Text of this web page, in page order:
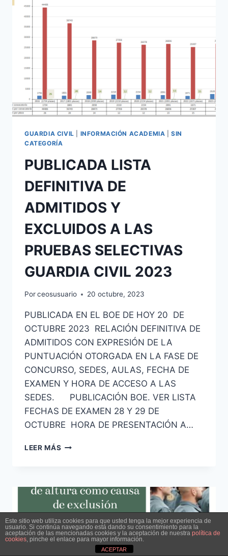
LISTA
DEFINITIVA
EXAMEN
CONVOCATORIAS
GUARDIA CIVIL INFORMACIÓN ACADEMIA |SIN
CATEGORÍA
PUBLICADA LISTA
DEFINITIVA DE
ADMITIDOS Y
EXCLUIDOS A LAS
PRUEBAS SELECTIVAS
GUARDIA CIVIL 2023
Porceosusuario 20 octubre, 2023
PUBLICADA EN EL BOE DE HOY 20 DE
OCTUBRE 2023 RELACIÓN DEFINITIVA DE
ADMITIDOS CON EXPRESIÓN DE LA
PUNTUACIÓN OTORGADA EN LA FASE DE
CONCURSO, SEDES, AULAS, FECHA DE
EXAMEN Y HORA DE ACCESO A LAS
SEDES. PUBLICACIÓN BOE. VER LISTA
FECHAS DE EXAMEN 28 Y 29 DE
OCTUBRE HORA DE PRESENTACIÓN A…
LEER MÁS PUBLICADA
ADMITIDOS
EXCLUIDOS
A
LAS
PRUEBAS
SELECTIVAS
Este sitio web utiliza cookies para que usted tenga la mejor experiencia de
usuario. Si continúa navegando está dando su consentimiento para la
aceptación de las mencionadas cookies y la aceptación de nuestra política de
cookies, pinche el enlace para mayor información.
ACEPTAR